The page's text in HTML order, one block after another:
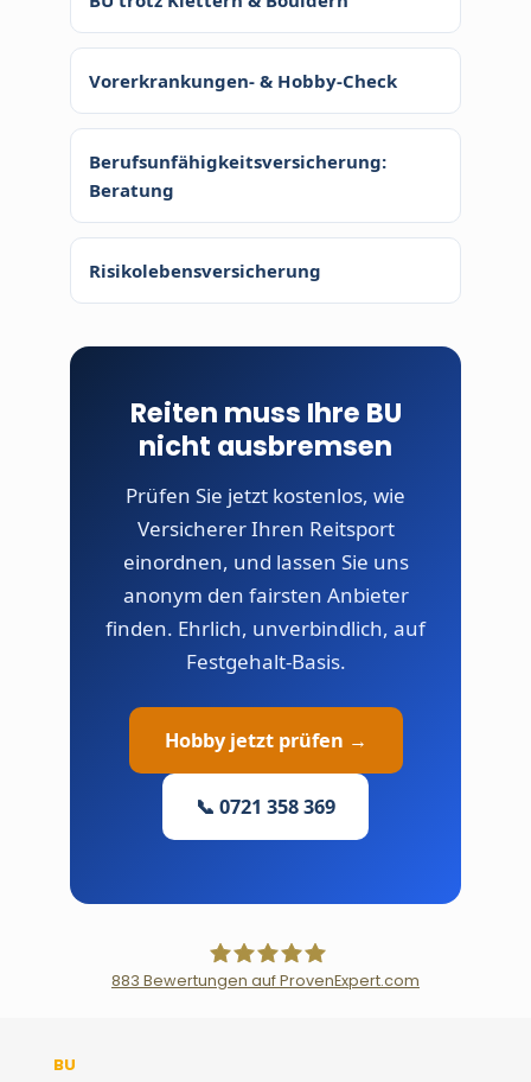
Vorerkrankungen- & Hobby-Check
Berufsunfähigkeitsversicherung:
Beratung
Risikolebensversicherung
Reiten muss Ihre BU
nicht ausbremsen
Prüfen Sie jetzt kostenlos, wie
Versicherer Ihren Reitsport
einordnen, und lassen Sie uns
anonym den fairsten Anbieter
finden. Ehrlich, unverbindlich, auf
Festgehalt-Basis.
Hobby jetzt prüfen →
📞 0721 358 369
883 Bewertungen auf ProvenExpert.com
BU